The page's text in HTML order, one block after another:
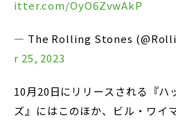
itter.com/OyO6ZvwAkP
— The Rolling Stones
r 25, 2023
10月20日にリリースされる『ハ
ズ』にはこのほか、ビル・ワイ